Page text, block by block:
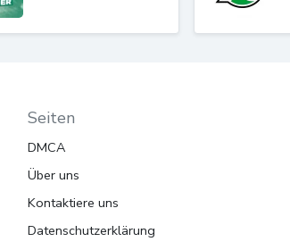
Seiten
DMCA
Über uns
Kontaktiere uns
Datenschutzerklärung